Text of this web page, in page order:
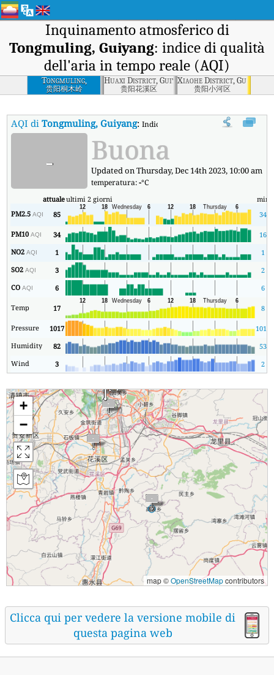
Inquinamento atmosferico di
Tongmuling, Guiyang: indice di qualità
dell'aria in tempo reale (AQI)
Tongmuling,
Guiyang
贵阳桐木岭
Huaxi District, Guiyang
贵阳花溪区
Xiaohe District, Guiyang
贵阳小河区
AQI diTongmuling, Guiyang:Indice di qualità dell'aria in tempo
- Buona
Updated on Thursday, Dec 14th 2023, 10:00 am
temperatura:-°C
attualeultimi 2 giorni min
PM2.5AQI 85 34
PM10AQI 34
16
NO2AQI 1
1
SO2AQI 3
2
COAQI 6 6
Temp 17 8
Pressure 1017 1012
Humidity
82
53
Wind
3 2
+
−
map ©OpenStreetMapcontributors
Clicca qui per vedere la versione mobile di
questa pagina web